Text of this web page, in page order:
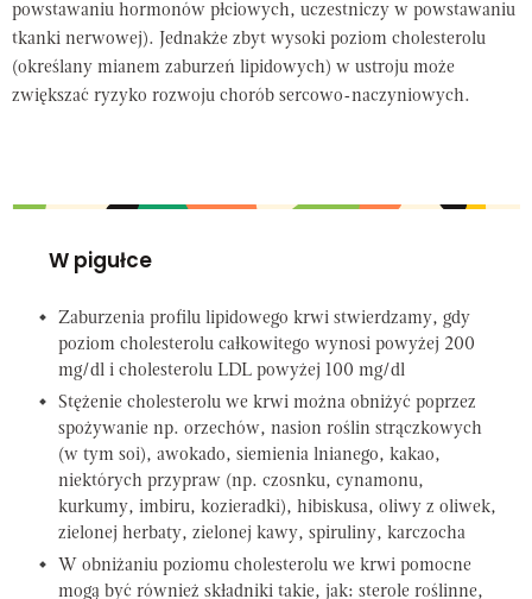
powstawaniu hormonów płciowych, uczestniczy w powstawaniu
tkanki nerwowej). Jednakże zbyt wysoki poziom cholesterolu
(określany mianem zaburzeń lipidowych) w ustroju może
zwiększać ryzyko rozwoju chorób sercowo-naczyniowych.
W pigułce
Zaburzenia profilu lipidowego krwi stwierdzamy, gdy
poziom cholesterolu całkowitego wynosi powyżej 200
mg/dl i cholesterolu LDL powyżej 100 mg/dl
Stężenie cholesterolu we krwi można obniżyć poprzez
spożywanie np. orzechów, nasion roślin strączkowych
(w tym soi), awokado, siemienia lnianego, kakao,
niektórych przypraw (np. czosnku, cynamonu,
kurkumy, imbiru, kozieradki), hibiskusa, oliwy z oliwek,
zielonej herbaty, zielonej kawy, spiruliny, karczocha
W obniżaniu poziomu cholesterolu we krwi pomocne
mogą być również składniki takie, jak: sterole roślinne,